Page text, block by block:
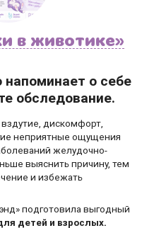
в животике»
о себе
обследование.
дискомфорт,
неприятные ощущения
желудочно-
выяснить причину, тем
и избежать
подготовила выгодный
детей и взрослых.